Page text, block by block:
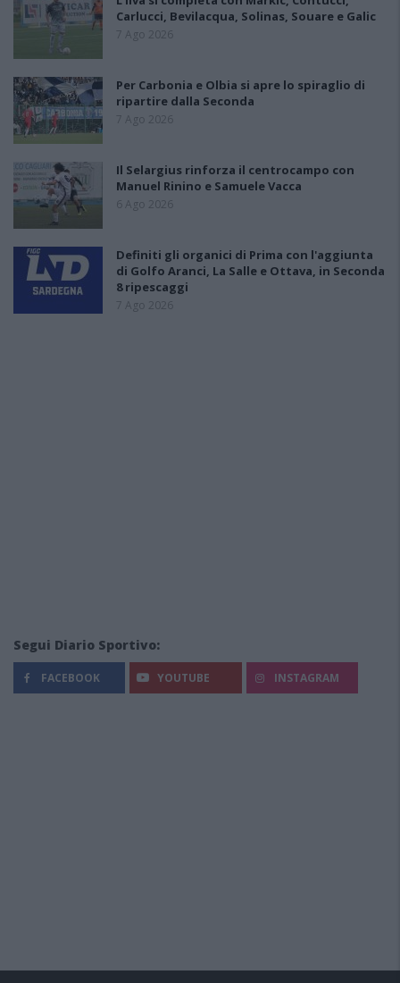
Carlucci, Bevilacqua, Solinas, Souare e Galic
7 Ago 2026
Per Carbonia e Olbia si apre lo spiraglio di
ripartire dalla Seconda
7 Ago 2026
Il Selargius rinforza il centrocampo con
Manuel Rinino e Samuele Vacca
6 Ago 2026
Definiti gli organici di Prima con l'aggiunta
di Golfo Aranci, La Salle e Ottava, in Seconda
8 ripescaggi
7 Ago 2026
Segui Diario Sportivo:
FACEBOOK YOUTUBE INSTAGRAM